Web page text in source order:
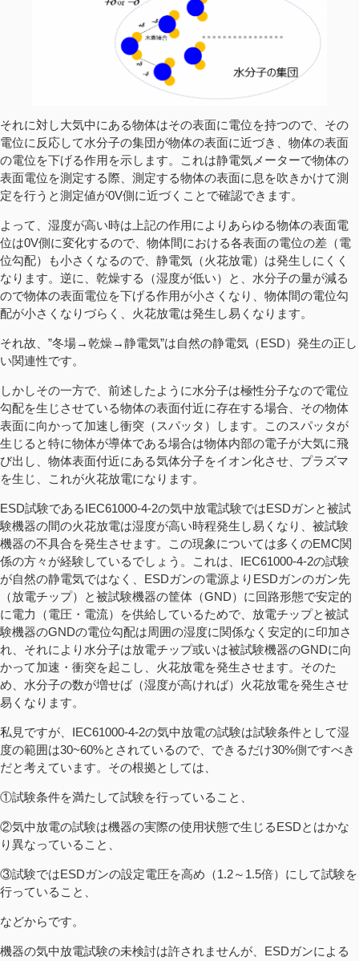
それに対し大気中にある物体はその表面に電位を持つので、その
電位に反応して水分子の集団が物体の表面に近づき、物体の表面
の電位を下げる作用を示します。これは静電気メーターで物体の
表面電位を測定する際、測定する物体の表面に息を吹きかけて測
定を行うと測定値が0V側に近づくことで確認できます。
よって、湿度が高い時は上記の作用によりあらゆる物体の表面電
位は0V側に変化するので、物体間における各表面の電位の差（電
位勾配）も小さくなるので、静電気（火花放電）は発生しにくく
なります。逆に、乾燥する（湿度が低い）と、水分子の量が減る
ので物体の表面電位を下げる作用が小さくなり、物体間の電位勾
配が小さくなりづらく、火花放電は発生し易くなります。
それ故、”冬場→乾燥→静電気”は自然の静電気（ESD）発生の正し
い関連性です。
しかしその一方で、前述したように水分子は極性分子なので電位
勾配を生じさせている物体の表面付近に存在する場合、その物体
表面に向かって加速し衝突（スパッタ）します。このスパッタが
生じると特に物体が導体である場合は物体内部の電子が大気に飛
び出し、物体表面付近にある気体分子をイオン化させ、プラズマ
を生じ、これが火花放電になります。
ESD試験であるIEC61000-4-2の気中放電試験ではESDガンと被試
験機器の間の火花放電は湿度が高い時程発生し易くなり、被試験
機器の不具合を発生させます。この現象については多くのEMC関
係の方々が経験しているでしょう。これは、IEC61000-4-2の試験
が自然の静電気ではなく、ESDガンの電源よりESDガンのガン先
（放電チップ）と被試験機器の筐体（GND）に回路形態で安定的
に電力（電圧・電流）を供給しているためで、放電チップと被試
験機器のGNDの電位勾配は周囲の湿度に関係なく安定的に印加さ
れ、それにより水分子は放電チップ或いは被試験機器のGNDに向
かって加速・衝突を起こし、火花放電を発生させます。そのた
め、水分子の数が増せば（湿度が高ければ）火花放電を発生させ
易くなります。
私見ですが、IEC61000-4-2の気中放電の試験は試験条件として湿
度の範囲は30~60%とされているので、できるだけ30%側ですべき
だと考えています。その根拠としては、
①試験条件を満たして試験を行っていること、
②気中放電の試験は機器の実際の使用状態で生じるESDとはかな
り異なっていること、
③試験ではESDガンの設定電圧を高め（1.2～1.5倍）にして試験を
行っていること、
などからです。
機器の気中放電試験の未検討は許されませんが、ESDガンによる